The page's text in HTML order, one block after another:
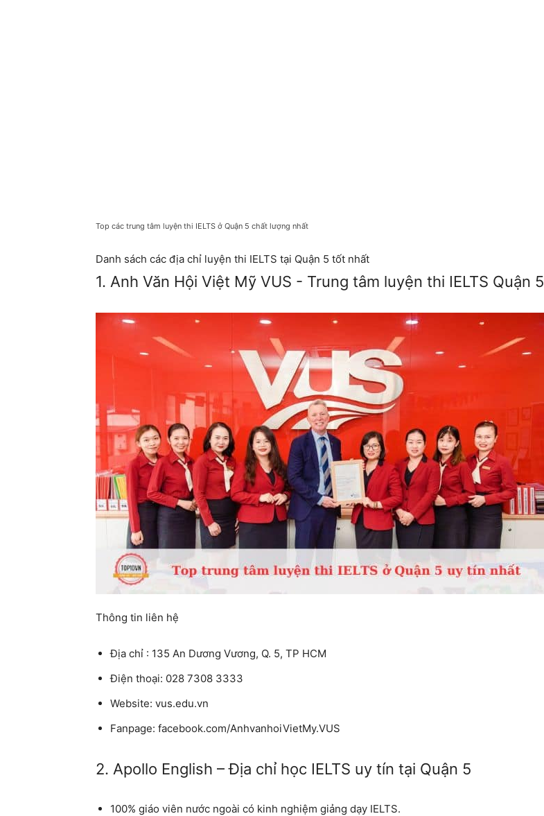
Top các trung tâm luyện thi IELTS ở Quận 5 chất lượng nhất
Danh sách các địa chỉ luyện thi IELTS tại Quận 5 tốt nhất
1. Anh Văn Hội Việt Mỹ VUS - Trung tâm luyện thi IELTS Quận 5
Thông tin liên hệ
Địa chỉ : 135 An Dương Vương, Q. 5, TP HCM
Điện thoại: 028 7308 3333
Website: vus.edu.vn
Fanpage: facebook.com/AnhvanhoiVietMy.VUS
2. Apollo English – Địa chỉ học IELTS uy tín tại Quận 5
100% giáo viên nước ngoài có kinh nghiệm giảng dạy IELTS.